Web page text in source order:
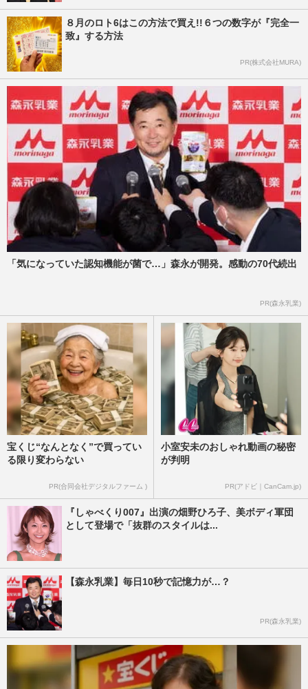
８月のロト6はこの方法で買え!!６つの数字が『完全一
致』する方法
PR(株式会社MURA)
「気になっていた認知機能が菌で…」森永が開発。感動の70代続出
PR(森永乳業)
宝くじ“なんとなく”で買ってい
る限り変わらない
PR(合同会社デジタルファーム )
小室安未のおしゃれ動画の秘密
が判明
PR(アドビ｜CanCam.jp)
『しゃべくり007』出演の畑野ひろ子、美ボディ軍団
として登場で「抜群のスタイルは...
【森永乳業】毎日10秒で記憶力が…？
PR(森永乳業)